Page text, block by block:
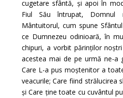
cugetare sfântă, și apoi în
Fiul Său întrupat, Domnul
Mântuitorul, cum spune
ce Dumnezeu odinioară, în
chipuri, a vorbit părinților
acestea mai de pe urmă ne-a
Care L-a pus moștenitor a
veacurile; Care fiind strălucirea
și Care ține toate cu cuvântul